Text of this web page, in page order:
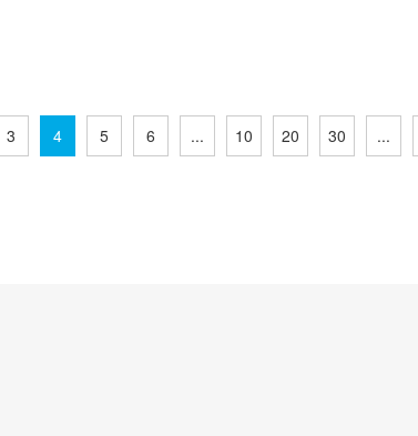
3 4 5 6 ... 10 20 30 ...